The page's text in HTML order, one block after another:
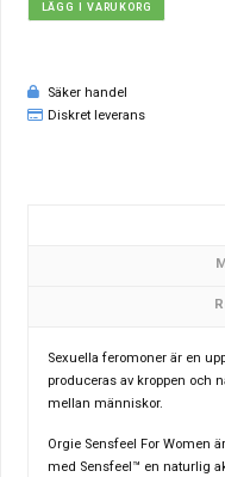
LÄGG I VARUKORG
Säker handel
Diskret leverans
Sexuella feromoner är en
produceras av kroppen och
mellan människor.
Orgie Sensfeel For Women
med Sensfeel™ en naturlig